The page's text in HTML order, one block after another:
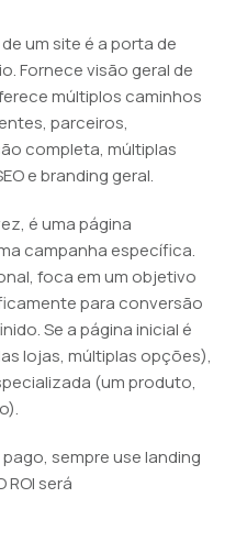
um site é a porta de
Fornece visão geral de
múltiplos caminhos
parceiros,
completa, múltiplas
e branding geral.
é uma página
campanha específica.
foca em um objetivo
para conversão
Se a página inicial é
lojas, múltiplas opções),
(um produto,
sempre use landing
ROI será